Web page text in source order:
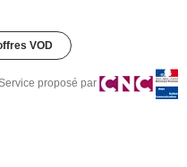
VOD
proposé par